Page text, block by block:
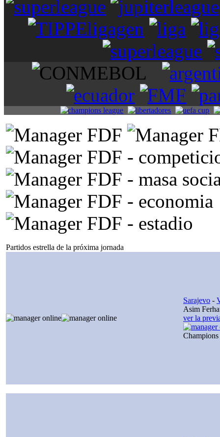
Partidos estrella de la próxima jornada
Sarajevo -
Asim
ver la